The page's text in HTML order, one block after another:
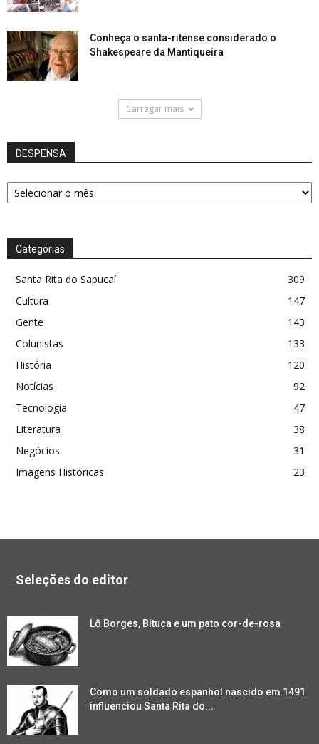
Conheça o santa-ritense considerado o
Shakespeare da Mantiqueira
Carregar mais
DESPENSA
DESPENSA
Categorias
Santa Rita do Sapucaí
309
Cultura
147
Gente
143
Colunistas
133
História
120
Notícias
92
Tecnologia
47
Literatura
38
Negócios
31
Imagens Históricas
23
Seleções do editor
Lô Borges, Bituca e um pato cor-de-rosa
Como um soldado espanhol nascido em 1491
influenciou Santa Rita do...